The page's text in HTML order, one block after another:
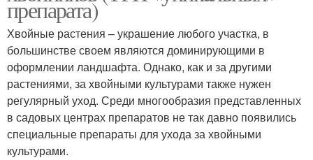
препарата)
Хвойные растения – украшение любого участка, в
большинстве своем являются доминирующими в
оформлении ландшафта. Однако, как и за другими
растениями, за хвойными культурами также нужен
регулярный уход. Среди многообразия представленных
в садовых центрах препаратов не так давно появились
специальные препараты для ухода за хвойными
культурами.